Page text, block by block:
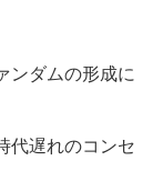
ンダムの形成に
代遅れのコンセ